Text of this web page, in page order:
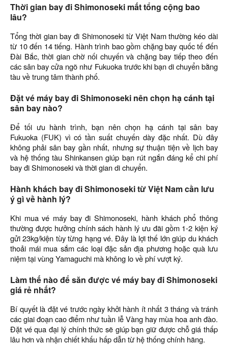
Thời gian bay đi Shimonoseki mất tổng cộng bao
lâu?
Tổng thời gian bay đi Shimonoseki từ Việt Nam thường kéo dài
từ 10 đến 14 tiếng. Hành trình bao gồm chặng bay quốc tế đến
Đài Bắc, thời gian chờ nối chuyến và chặng bay tiếp theo đến
các sân bay cửa ngõ như Fukuoka trước khi bạn di chuyển bằng
tàu về trung tâm thành phố.
Đặt vé máy bay đi Shimonoseki nên chọn hạ cánh tại
sân bay nào?
Để tối ưu hành trình, bạn nên chọn hạ cánh tại sân bay
Fukuoka (FUK) vì có tần suất chuyến dày đặc nhất. Dù đây
không phải sân bay gần nhất, nhưng sự thuận tiện về lịch bay
và hệ thống tàu Shinkansen giúp bạn rút ngắn đáng kể chi phí
bay đi Shimonoseki và thời gian di chuyển.
Hành khách bay đi Shimonoseki từ Việt Nam cần lưu
ý gì về hành lý?
Khi mua vé máy bay đi Shimonoseki, hành khách phổ thông
thường được hưởng chính sách hành lý ưu đãi gồm 1-2 kiện ký
gửi 23kg/kiện tùy từng hạng vé. Đây là lợi thế lớn giúp du khách
thoải mái mua sắm các loại đặc sản địa phương hoặc quà lưu
niệm tại vùng Yamaguchi mà không lo về phí vượt ký.
Làm thế nào để săn được vé máy bay đi Shimonoseki
giá rẻ nhất?
Bí quyết là đặt vé trước ngày khởi hành ít nhất 3 tháng và tránh
các giai đoạn cao điểm như tuần lễ Vàng hay mùa hoa anh đào.
Đặt vé qua đại lý chính thức sẽ giúp bạn giữ được chỗ giá thấp
lâu hơn và nhận chiết khấu hấp dẫn từ hệ thống chính hãng.